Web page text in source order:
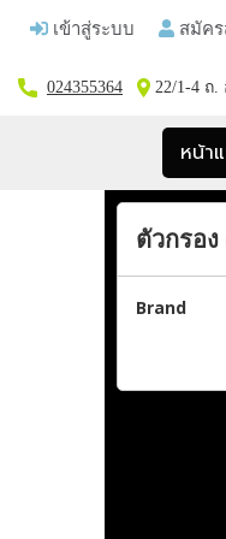
เข้าสู่ระบบ สมัค
024355364 22/1-4 ถ
หน้า
ตัวกรอง
Brand